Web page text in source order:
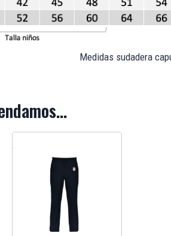
Medidas sudadera